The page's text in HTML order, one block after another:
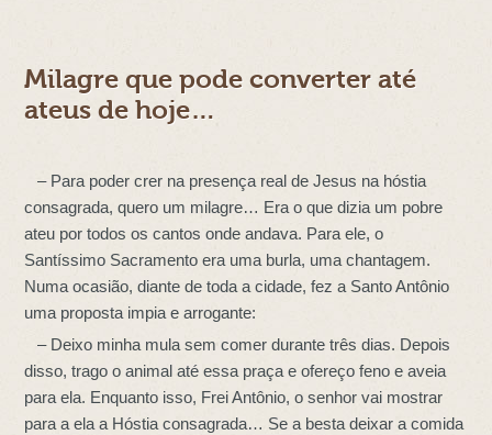
Milagre que pode converter até
ateus de hoje…
– Para poder crer na presença real de Jesus na hóstia
consagrada, quero um milagre… Era o que dizia um pobre
ateu por todos os cantos onde andava. Para ele, o
Santíssimo Sacramento era uma burla, uma chantagem.
Numa ocasião, diante de toda a cidade, fez a Santo Antônio
uma proposta impia e arrogante:
– Deixo minha mula sem comer durante três dias. Depois
disso, trago o animal até essa praça e ofereço feno e aveia
para ela. Enquanto isso, Frei Antônio, o senhor vai mostrar
para a ela a Hóstia consagrada… Se a besta deixar a comida